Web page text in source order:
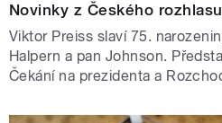
Novinky z Českého rozhlasu
Viktor Preiss slaví 75.
Halpern a pan Johnson.
Čekání na prezidenta a